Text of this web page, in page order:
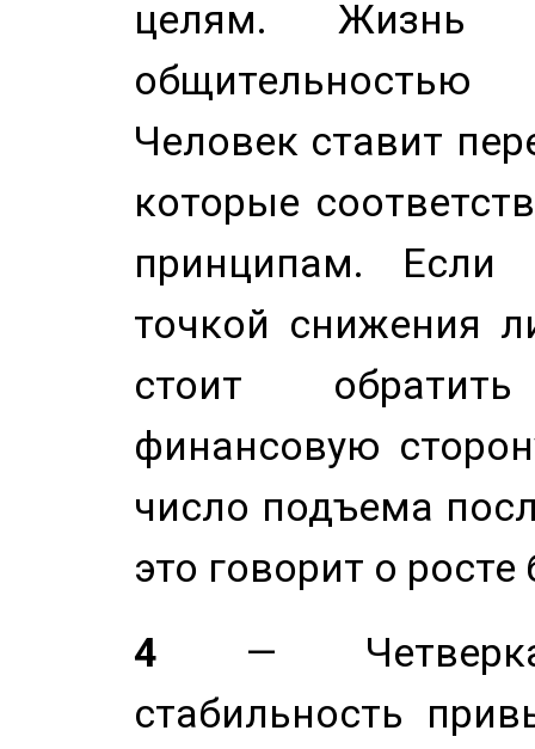
целям. Жизнь
Человек ставит
которые
принципам. Если
точкой снижения
стоит
финансовую
число подъема
это говорит о
4 — Четверка
стабильность